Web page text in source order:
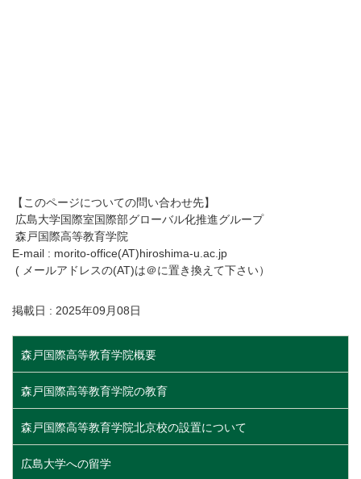
【このページについての問い合わせ先】
広島大学国際室国際部グローバル化推進グループ
森戸国際高等教育学院
E-mail : morito-office(AT)hiroshima-u.ac.jp
( メールアドレスの(AT)は＠に置き換えて下さい）
掲載日 : 2025年09月08日
森戸国際高等教育学院概要
森戸国際高等教育学院の教育
森戸国際高等教育学院北京校の設置について
広島大学への留学